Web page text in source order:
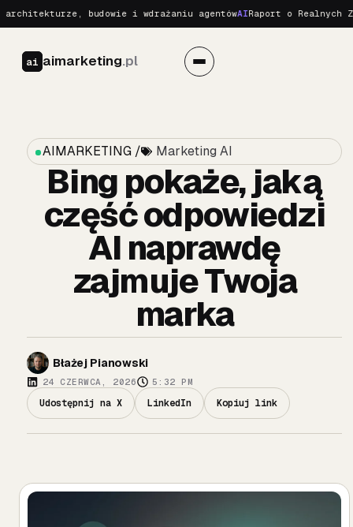
budowie i wdrażaniu agentówAIRaport o Realnych
ai aimarketing.pl
AIMARKETING / Marketing AI
Bing pokaże, jaką
część odpowiedzi
AI naprawdę
zajmuje Twoja
marka
Błażej Pianowski
24 CZERWCA, 2026 5:32 PM
Udostępnij na X LinkedIn Kopiuj link